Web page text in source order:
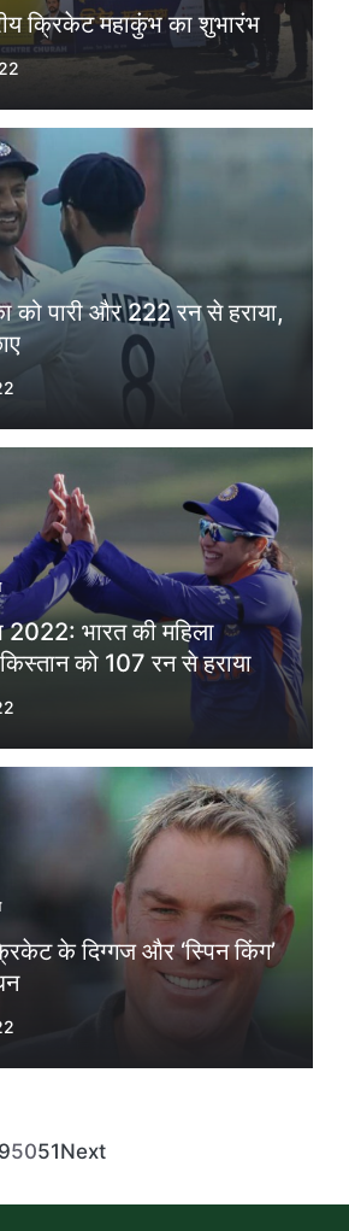
क्रिकेट महाकुंभ का शुभारंभ
को पारी और 222 रन से हराया,
2022: भारत की महिला
को 107 रन से हराया
के दिग्गज और ‘स्पिन किंग’
5051Next